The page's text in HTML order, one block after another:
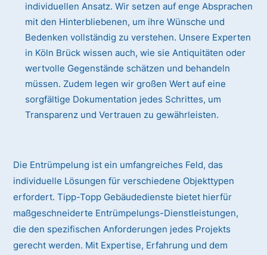
individuellen Ansatz. Wir setzen auf enge Absprachen
mit den Hinterbliebenen, um ihre Wünsche und
Bedenken vollständig zu verstehen. Unsere Experten
in Köln Brück wissen auch, wie sie Antiquitäten oder
wertvolle Gegenstände schätzen und behandeln
müssen. Zudem legen wir großen Wert auf eine
sorgfältige Dokumentation jedes Schrittes, um
Transparenz und Vertrauen zu gewährleisten.
Die Entrümpelung ist ein umfangreiches Feld, das
individuelle Lösungen für verschiedene Objekttypen
erfordert. Tipp-Topp Gebäudedienste bietet hierfür
maßgeschneiderte Entrümpelungs-Dienstleistungen,
die den spezifischen Anforderungen jedes Projekts
gerecht werden. Mit Expertise, Erfahrung und dem